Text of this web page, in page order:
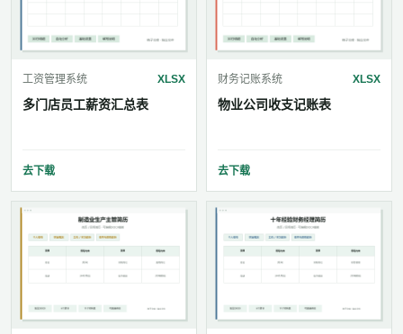
工资管理系统 XLSX
多门店员工薪资汇总表
去下载
财务记账系统 XLSX
物业公司收支记账表
去下载